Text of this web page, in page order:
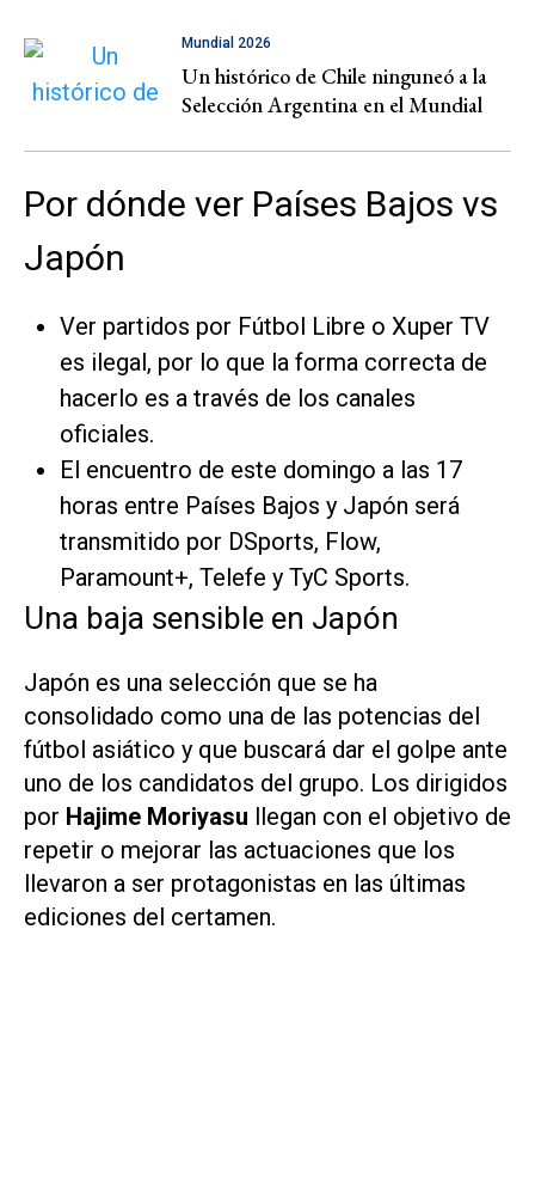
Mundial 2026
Un histórico de Chile ninguneó a la
Selección Argentina en el Mundial
Por dónde ver Países Bajos vs
Japón
Ver partidos por Fútbol Libre o Xuper TV
es ilegal, por lo que la forma correcta de
hacerlo es a través de los canales
oficiales.
El encuentro de este domingo a las 17
horas entre Países Bajos y Japón será
transmitido por DSports, Flow,
Paramount+, Telefe y TyC Sports.
Una baja sensible en Japón
Japón es una selección que se ha
consolidado como una de las potencias del
fútbol asiático y que buscará dar el golpe ante
uno de los candidatos del grupo. Los dirigidos
por Hajime Moriyasu llegan con el objetivo de
repetir o mejorar las actuaciones que los
llevaron a ser protagonistas en las últimas
ediciones del certamen.